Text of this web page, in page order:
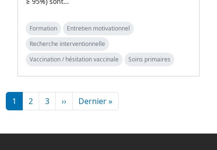
Formation
Entretien motivationnel
Recherche interventionnelle
Vaccination / hésitation vaccinale
Soins primaires
Pagination
1 2 3 ››Page suivante
Dernier »Dernière page